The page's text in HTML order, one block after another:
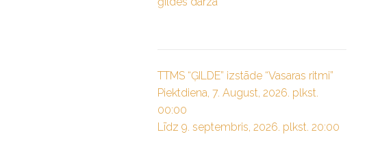
TTMS “ĢILDE” izstāde “Vasaras ritmi”
Piektdiena, 7. August, 2026. plkst.
00:00
Līdz 9. septembris, 2026. plkst. 20:00